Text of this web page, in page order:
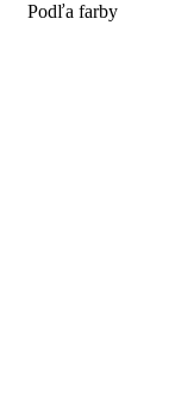
Podľa farby